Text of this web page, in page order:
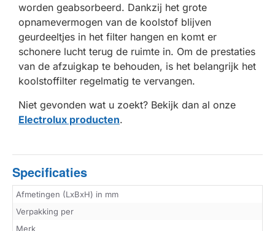
worden geabsorbeerd. Dankzij het grote
opnamevermogen van de koolstof blijven
geurdeeltjes in het filter hangen en komt er
schonere lucht terug de ruimte in. Om de prestaties
van de afzuigkap te behouden, is het belangrijk het
koolstoffilter regelmatig te vervangen.
Niet gevonden wat u zoekt? Bekijk dan al onze
Electrolux producten.
Specificaties
Afmetingen (LxBxH) in mm
Verpakking per
Merk